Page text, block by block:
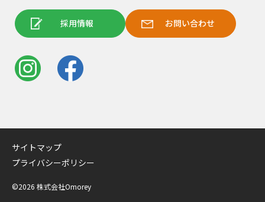
採用情報 お問い合わせ
©2026 株式会社Omorey
サイトマップ
プライバシーポリシー